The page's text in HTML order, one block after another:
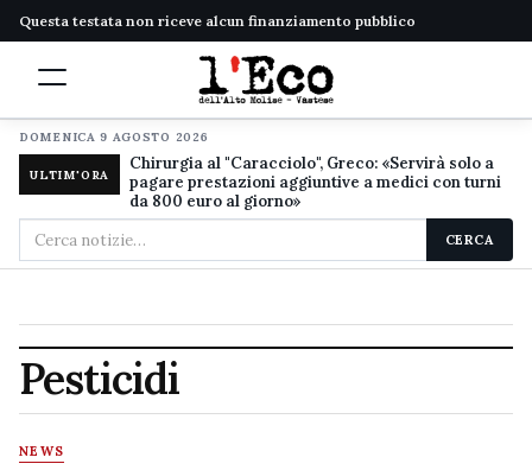
Questa testata non riceve alcun finanziamento pubblico
DOMENICA 9 AGOSTO 2026
ULTIM'ORA
Chirurgia al "Caracciolo", Greco: «Servirà solo a
pagare prestazioni aggiuntive a medici con turni
da 800 euro al giorno»
Cerca
nel
CERCA
Pesticidi
NEWS